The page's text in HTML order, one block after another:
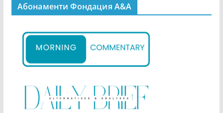
Абонаменти Фондация А&A